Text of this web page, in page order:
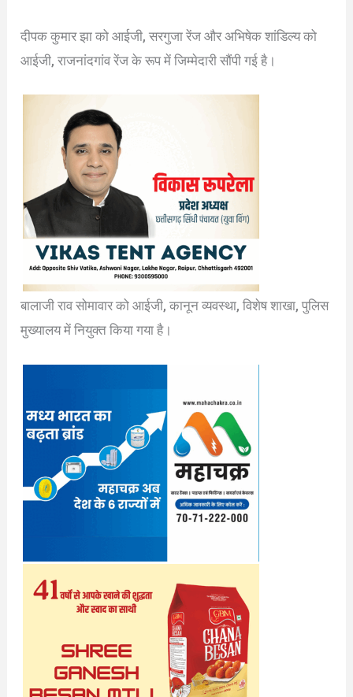
दीपक कुमार झा को आईजी, सरगुजा रेंज और अभिषेक शांडिल्य को
आईजी, राजनांदगांव रेंज के रूप में जिम्मेदारी सौंपी गई है।
बालाजी राव सोमावार को आईजी, कानून व्यवस्था, विशेष शाखा, पुलिस
मुख्यालय में नियुक्त किया गया है।